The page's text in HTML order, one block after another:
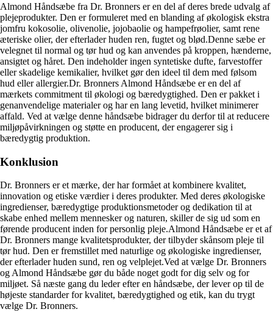
Almond Håndsæbe fra Dr. Bronners er en del af deres brede udvalg af
plejeprodukter. Den er formuleret med en blanding af økologisk ekstra
jomfru kokosolie, olivenolie, jojobaolie og hampefrøolier, samt rene
æteriske olier, der efterlader huden ren, fugtet og blød.Denne sæbe er
velegnet til normal og tør hud og kan anvendes på kroppen, hænderne,
ansigtet og håret. Den indeholder ingen syntetiske dufte, farvestoffer
eller skadelige kemikalier, hvilket gør den ideel til dem med følsom
hud eller allergier.Dr. Bronners Almond Håndsæbe er en del af
mærkets commitment til økologi og bæredygtighed. Den er pakket i
genanvendelige materialer og har en lang levetid, hvilket minimerer
affald. Ved at vælge denne håndsæbe bidrager du derfor til at reducere
miljøpåvirkningen og støtte en producent, der engagerer sig i
bæredygtig produktion.
Konklusion
Dr. Bronners er et mærke, der har formået at kombinere kvalitet,
innovation og etiske værdier i deres produkter. Med deres økologiske
ingredienser, bæredygtige produktionsmetoder og dedikation til at
skabe enhed mellem mennesker og naturen, skiller de sig ud som en
førende producent inden for personlig pleje.Almond Håndsæbe er et af
Dr. Bronners mange kvalitetsprodukter, der tilbyder skånsom pleje til
tør hud. Den er fremstillet med naturlige og økologiske ingredienser,
der efterlader huden sund, ren og velplejet.Ved at vælge Dr. Bronners
og Almond Håndsæbe gør du både noget godt for dig selv og for
miljøet. Så næste gang du leder efter en håndsæbe, der lever op til de
højeste standarder for kvalitet, bæredygtighed og etik, kan du trygt
vælge Dr. Bronners.